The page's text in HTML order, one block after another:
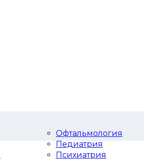
Офтальмология
Педиатрия
Психиатрия